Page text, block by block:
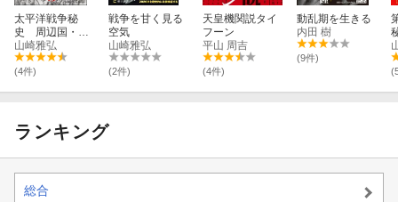
太平洋戦争秘
史 周辺国・植
民地から見た
「日本の戦争」
山崎雅弘
(4件)
戦争を甘く見る
空気
山崎雅弘
(2件)
天皇機関説タイ
フーン
平山 周吉
(4件)
動乱期を生きる
内田 樹
(9件)
ランキング
総合